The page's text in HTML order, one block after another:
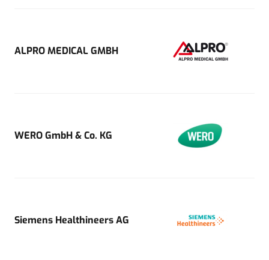
ALPRO MEDICAL GMBH
WERO GmbH & Co. KG
Siemens Healthineers AG